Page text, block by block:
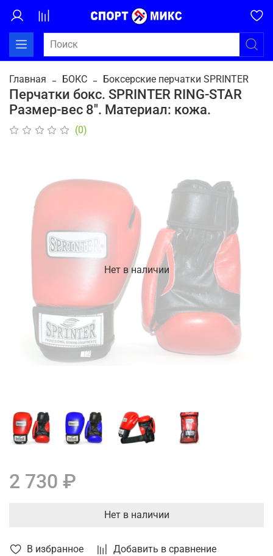
Главная БОКС Боксерские перчатки SPRINTER
Перчатки бокс. SPRINTER RING-STAR
Размер-вес 8". Материал: кожа.
(0)
В избранное Добавить в сравнение
Нет в наличии
2 730 ₽
Нет в наличии